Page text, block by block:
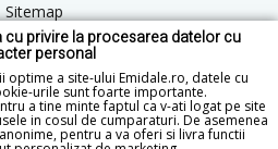
privire la procesarea datelor cu
personal
optime a site-ului Emidale.ro, datele cu
urile sunt foarte importante.
a tine minte faptul ca v-ati logat pe site
in cosul de cumparaturi. De asemenea
pentru a va oferi si livra functii
Sitemap
Blog
ANPC